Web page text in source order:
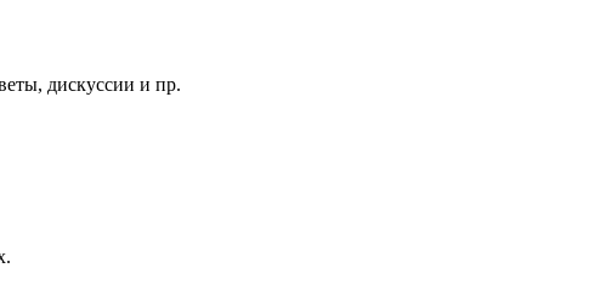
дискуссии и пр.